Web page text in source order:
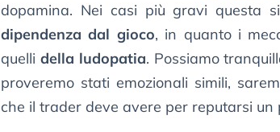
dopamina. Nei casi più gravi questa
dipendenza dal gioco, in quanto i
quelli della ludopatia. Possiamo
proveremo stati emozionali simili,
che il trader deve avere per reputarsi un